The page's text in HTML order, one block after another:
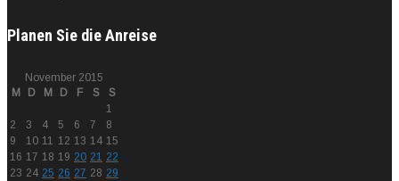
Planen Sie die Anreise
November 2015
M
D M D F S
S
1
2
3 4 5 6 7
8
9
10 11 12 13 14 15
16 17 18 19 20 21 22
23 24 25 26 27 28 29